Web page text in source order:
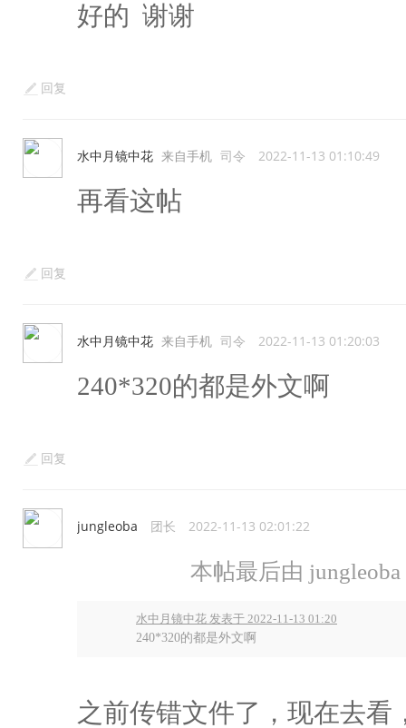
好的 谢谢
回复
水中月镜中花 来自手机 司令 2022-11-13 01:10:49
再看这帖
回复
水中月镜中花 来自手机 司令 2022-11-13 01:20:03
240*320的都是外文啊
回复
jungleoba 团长 2022-11-13 02:01:22
本帖最后由
水中月镜中花 发表于 2022-11-13 01:20
240*320的都是外文啊
之前传错文件了，现在去看